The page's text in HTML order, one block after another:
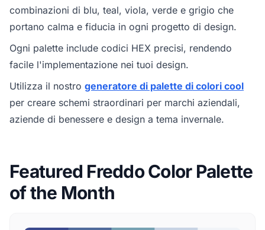
combinazioni di blu, teal, viola, verde e grigio che
portano calma e fiducia in ogni progetto di design.
Ogni palette include codici HEX precisi, rendendo
facile l'implementazione nei tuoi design.
Utilizza il nostro generatore di palette di colori cool
per creare schemi straordinari per marchi aziendali,
aziende di benessere e design a tema invernale.
Featured Freddo Color Palette
of the Month